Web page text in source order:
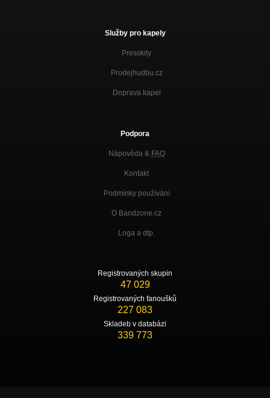
Služby pro kapely
Presskity
Prodejhudbu.cz
Doprava kapel
Podpora
Nápověda & FAQ
Kontakt
Podmínky používání
O Bandzone.cz
Loga a dtp.
Registrovaných skupin
47 029
Registrovaných fanoušků
227 083
Skladeb v databázi
339 773